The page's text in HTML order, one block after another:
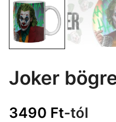
Joker
3490 Ft-tól